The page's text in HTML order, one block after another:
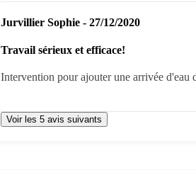
Jurvillier Sophie - 27/12/2020
Travail sérieux et efficace!
Intervention pour ajouter une arrivée d'eau
Voir les 5 avis suivants